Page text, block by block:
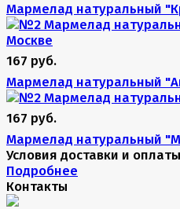
Мармелад натуральный
167 руб.
Мармелад натуральный
167 руб.
Мармелад натуральный
Условия доставки и оплаты
Подробнее
Контакты